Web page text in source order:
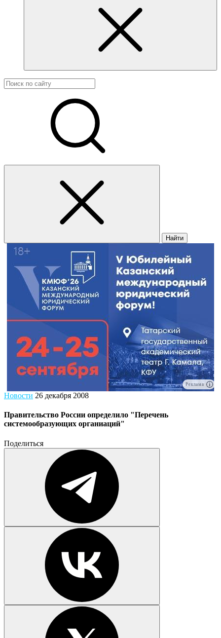
Найти
Реклама
Новости 26 декабря 2008
Правительство России определило "Перечень
системообразующих органиаций"
Поделиться